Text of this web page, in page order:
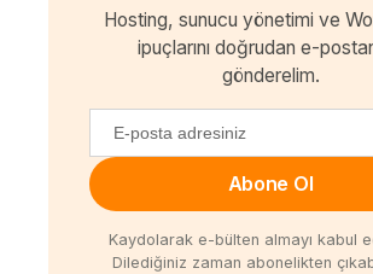
Hosting, sunucu yönetimi ve
ipuçlarını doğrudan e-
gönderelim.
Abone Ol
Kaydolarak e-bülten almayı kabul
Dilediğiniz zaman abonelikten